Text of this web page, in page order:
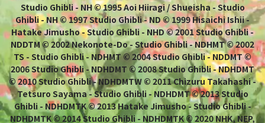
Studio Ghibli - NH © 1995 Aoi Hiiragi / Shueisha - Studio
Ghibli - NH © 1997 Studio Ghibli - ND © 1999 Hisaichi Ishii -
Hatake Jimusho - Studio Ghibli - NHD © 2001 Studio Ghibli -
NDDTM © 2002 Nekonote-Do - Studio Ghibli - NDHMT © 2002
TS - Studio Ghibli - NDHMT © 2004 Studio Ghibli - NDDMT ©
2006 Studio Ghibli - NDHDMT © 2008 Studio Ghibli - NDHDMT
© 2010 Studio Ghibli - NDHDMTW © 2011 Chizuru Takahashi -
Tetsuro Sayama - Studio Ghibli - NDHDMT © 2013 Studio
Ghibli - NDHDMTK © 2013 Hatake Jimusho - Studio Ghibli -
NDHDMTK © 2014 Studio Ghibli - NDHDMTK © 2020 NHK, NEP,